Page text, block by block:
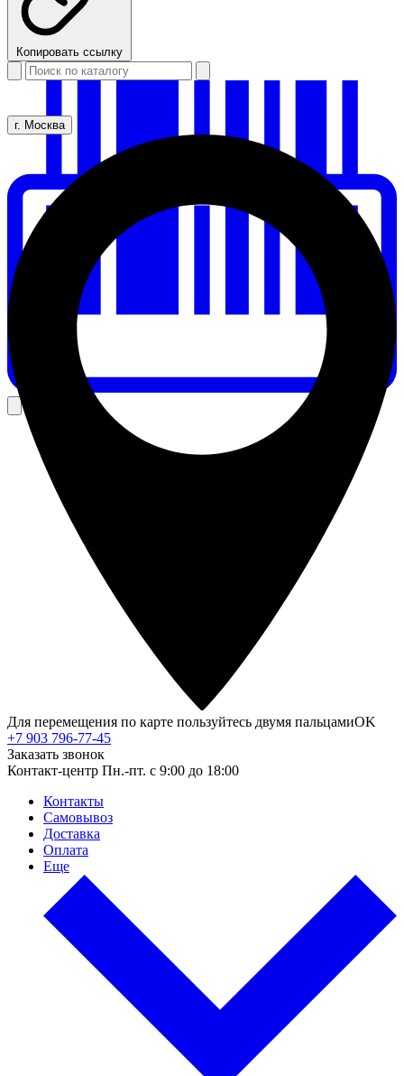
Копировать ссылку
Для перемещения по карте пользуйтесь двумя пальцамиOK
+7 903 796-77-45
Заказать звонок
Контакт-центр Пн.-пт. с 9:00 до 18:00
Контакты
Самовывоз
Доставка
Оплата
Еще